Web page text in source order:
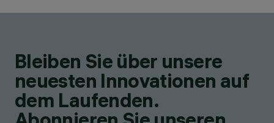
Bleiben Sie über unsere
neuesten Innovationen auf
dem Laufenden.